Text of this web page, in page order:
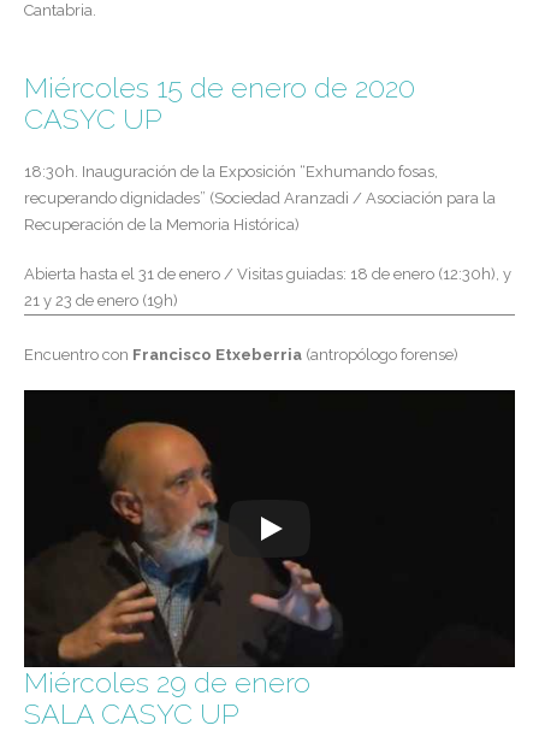
Cantabria.
Miércoles 15 de enero de 2020
CASYC UP
18:30h. Inauguración de la Exposición “Exhumando fosas,
recuperando dignidades” (Sociedad Aranzadi / Asociación para la
Recuperación de la Memoria Histórica)
Abierta hasta el 31 de enero / Visitas guiadas: 18 de enero (12:30h), y
21 y 23 de enero (19h)
Encuentro con Francisco Etxeberria (antropólogo forense)
Miércoles 29 de enero
SALA CASYC UP